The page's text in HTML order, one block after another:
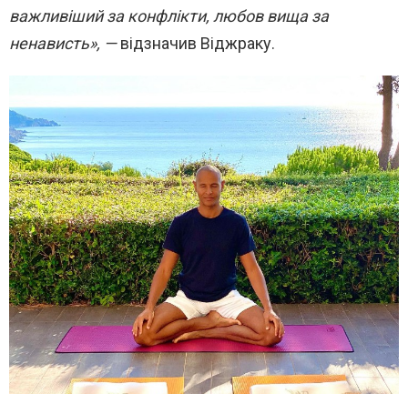
важливіший за конфлікти, любов вища за
ненависть», —відзначив Віджраку.